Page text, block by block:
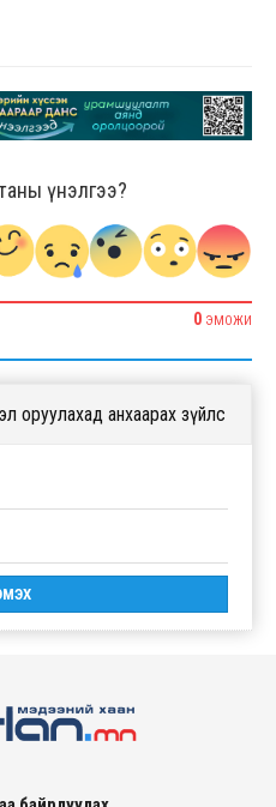
үнэлгээ?
0 ЭМОЖИ
оруулахад анхаарах зүйлс